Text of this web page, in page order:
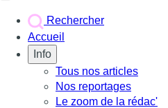
Rechercher
Accueil
Info
Tous nos articles
Nos reportages
Le zoom de la rédac'